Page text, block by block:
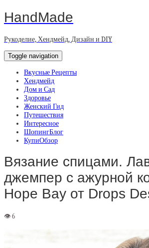
HandMade
Рукоделие, Хендмейд, Дизайн и DIY
Toggle navigation
Вкусные Рецепты
Хендмейд
Дом и Сад
Здоровье
Женский Гид
Путешествия
Интересное
ШопингБлог
КупиОбзор
Вязание спицами.
джемпер с ажурной
Hope Bay от Drops